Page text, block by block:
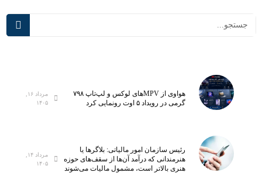
نوین
آموز
هواوی از MPVهای لوکس و لپ‌تاپ ۷۹۸
گرمی در رویداد ۵ اوت رونمایی کرد
مرداد ۱۶,
۱۴۰۵
رئیس سازمان امور مالیاتی: بلاگر‌ها یا
هنرمندانی که درآمد آن‌ها از سقف‌های حوزه
هنری بالاتر است، مشمول مالیات می‌شوند
مرداد ۱۴,
۱۴۰۵